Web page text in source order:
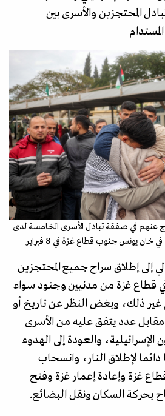
المحتجزين والأسرى بين
عنهم في صفقة تبادل الأسرى الخامسة لدى
يونس جنوب قطاع غزة في 8 فبراير
إلى إطلاق سراح جميع المحتجزين
في قطاع غزة من مدنيين وجنود سواء
غير ذلك، وبغض النظر عن تاريخ أو
عدد يتفق عليه من الأسرى
والعودة إلى الهدوء
لإطلاق النار، وانسحاب
غزة وإعادة إعمار غزة وفتح
بحركة السكان ونقل البضائع.